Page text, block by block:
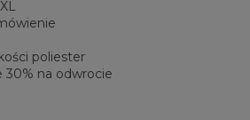
poliester
30% na odwrocie